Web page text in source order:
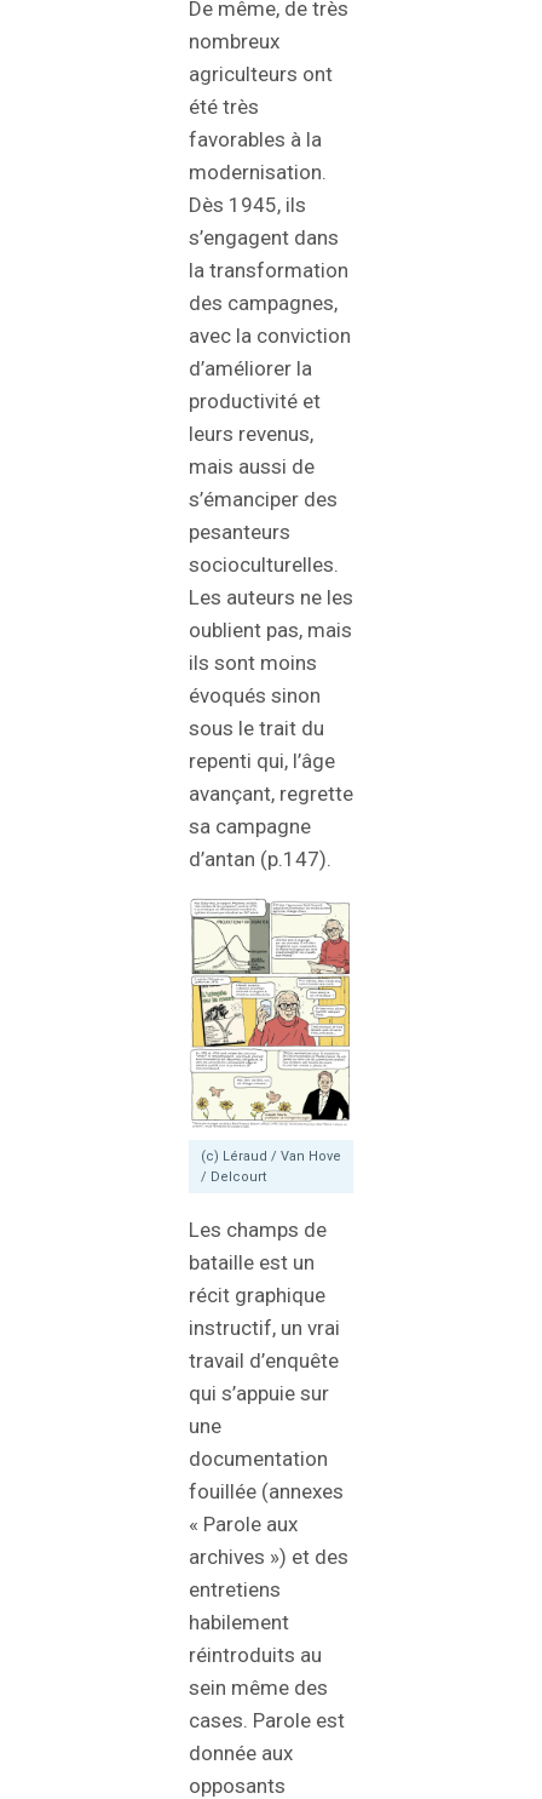
De même, de très
nombreux
agriculteurs ont
été très
favorables à la
modernisation.
Dès 1945, ils
s’engagent dans
la transformation
des campagnes,
avec la conviction
d’améliorer la
productivité et
leurs revenus,
mais aussi de
s’émanciper des
pesanteurs
socioculturelles.
Les auteurs ne les
oublient pas, mais
ils sont moins
évoqués sinon
sous le trait du
repenti qui, l’âge
avançant, regrette
sa campagne
d’antan (p.147).
(c) Léraud / Van Hove
/ Delcourt
Les champs de
bataille est un
récit graphique
instructif, un vrai
travail d’enquête
qui s’appuie sur
une
documentation
fouillée (annexes
« Parole aux
archives ») et des
entretiens
habilement
réintroduits au
sein même des
cases. Parole est
donnée aux
opposants